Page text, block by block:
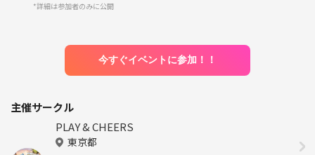
*詳細は参加者のみに公開
今すぐイベントに参加！！
主催サークル
PLAY & CHEERS
東京都